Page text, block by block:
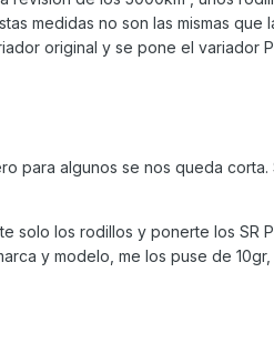
medidas no son las mismas
original y se pone el variador
para algunos se nos queda
solo los rodillos y ponerte los SR
y modelo, me los puse de